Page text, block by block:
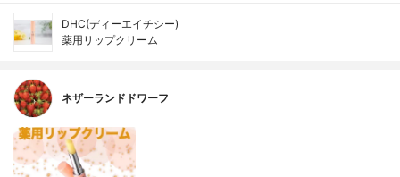
DHC(ディーエイチシー)
薬用リップクリーム
ネザーランドドワーフ